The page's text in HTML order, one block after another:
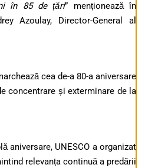
în 85 de țări” menționează în
Azoulay, Director-General al
cea de-a 80-a aniversare
concentrare și exterminare de la
aniversare, UNESCO a organizat
relevanța continuă a predării